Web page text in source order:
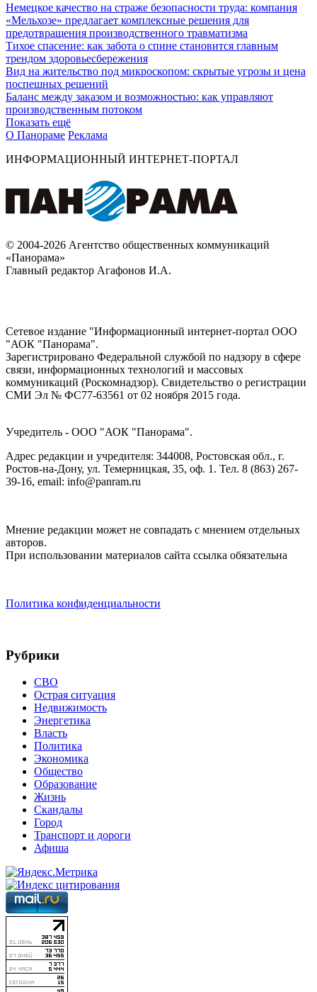
Немецкое качество на страже безопасности труда: компания
«Мельхозе» предлагает комплексные решения для
предотвращения производственного травматизма
Тихое спасение: как забота о спине становится главным
трендом здоровьесбережения
Вид на жительство под микроскопом: скрытые угрозы и цена
поспешных решений
Баланс между заказом и возможностью: как управляют
производственным потоком
Показать ещё
О Панораме Реклама
ИНФОРМАЦИОННЫЙ ИНТЕРНЕТ-ПОРТАЛ
© 2004-2026 Агентство общественных коммуникаций
«Панорама»
Главный редактор Агафонов И.А.
Сетевое издание "Информационный интернет-портал ООО
"АОК "Панорама".
Зарегистрировано Федеральной службой по надзору в сфере
связи, информационных технологий и массовых
коммуникаций (Роскомнадзор). Cвидетельство о регистрации
СМИ Эл № ФС77-63561 от 02 ноября 2015 года.
Учредитель - ООО "АОК "Панорама".
Адрес редакции и учредителя: 344008, Ростовская обл., г.
Ростов-на-Дону, ул. Темерницкая, 35, оф. 1. Тел. 8 (863) 267-
39-16, email: info@panram.ru
Мнение редакции может не совпадать с мнением отдельных
авторов.
При использовании материалов сайта ссылка обязательна
Политика конфиденциальности
Рубрики
СВО
Острая ситуация
Недвижимость
Энергетика
Власть
Политика
Экономика
Общество
Образование
Жизнь
Скандалы
Город
Транспорт и дороги
Афиша